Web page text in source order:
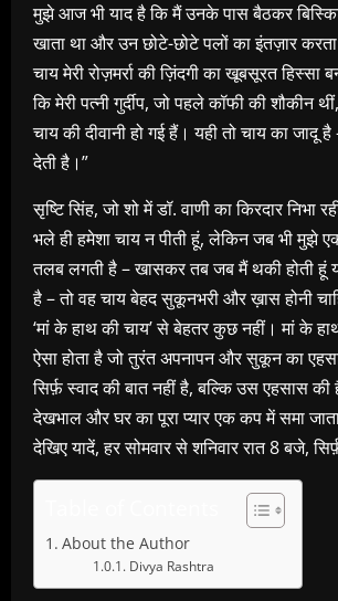
मुझे आज भी याद है कि मैं उनके पास बैठकर
खाता था और उन छोटे-छोटे पलों का इंतज़ार
चाय मेरी रोज़मर्रा की ज़िंदगी का खूबसूरत
कि मेरी पत्नी गुर्दीप, जो पहले कॉफी की शौकीन
चाय की दीवानी हो गई हैं। यही तो चाय का जादू
देती है।”
सृष्टि सिंह, जो शो में डॉ. वाणी का किरदार निभा
भले ही हमेशा चाय न पीती हूं, लेकिन जब भी मुझे
तलब लगती है – खासकर तब जब मैं थकी होती हूं
है – तो वह चाय बेहद सुकूनभरी और ख़ास होनी
‘मां के हाथ की चाय’ से बेहतर कुछ नहीं। मां के
ऐसा होता है जो तुरंत अपनापन और सुकून का
सिर्फ़ स्वाद की बात नहीं है, बल्कि उस एहसास की
देखभाल और घर का पूरा प्यार एक कप में समा
देखिए यादें, हर सोमवार से शनिवार रात 8 बजे,
About the Author
Divya Rashtra